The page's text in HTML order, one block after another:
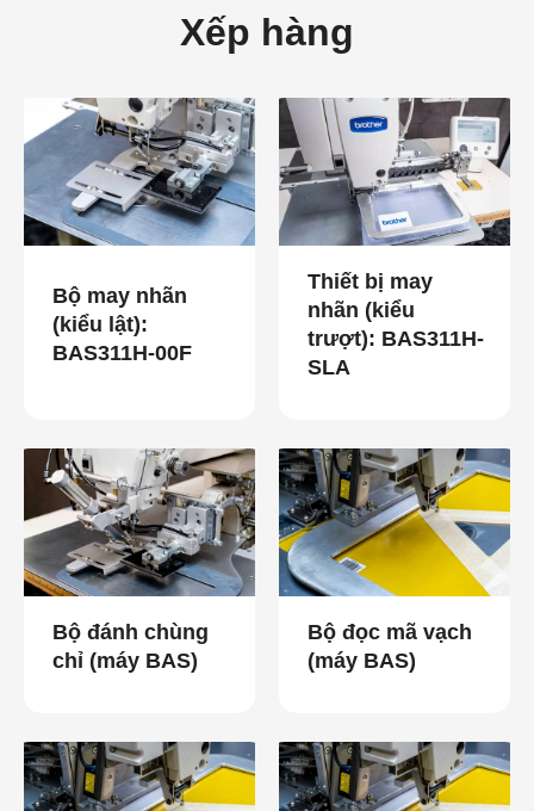
Xếp hàng
Bộ may nhãn
(kiểu lật):
BAS311H-00F
Thiết bị may
nhãn (kiểu
trượt): BAS311H-
SLA
Bộ đánh chùng
chỉ (máy BAS)
Bộ đọc mã vạch
(máy BAS)